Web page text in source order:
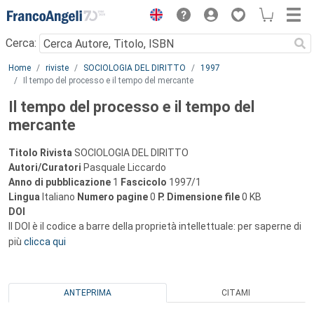
Menu
Cerca:
Main content
Home riviste SOCIOLOGIA DEL DIRITTO
1997
Il tempo del processo e il tempo del mercante
Il tempo del processo e il tempo del
mercante
Titolo Rivista SOCIOLOGIA DEL DIRITTO
Autori/Curatori Pasquale Liccardo
Anno di pubblicazione 1 Fascicolo 1997/1
Lingua Italiano Numero pagine0 P. Dimensione file0 KB
DOI
Il DOI è il codice a barre della proprietà intellettuale: per saperne di
più clicca qui
ANTEPRIMA CITAMI